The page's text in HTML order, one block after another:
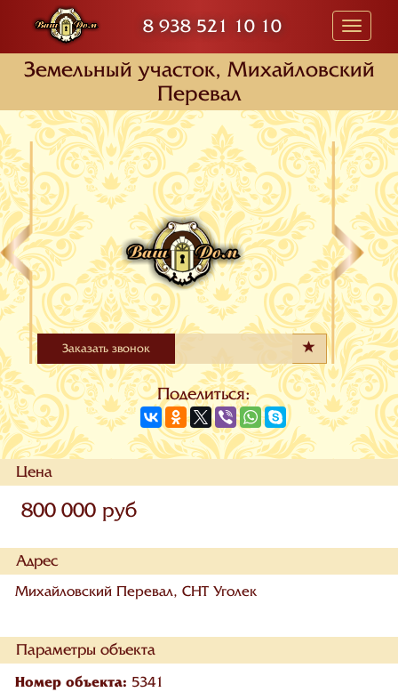
8 938 521 10 10
Toggle
Земельный участок, Михайловский
Перевал
Заказать звонок
Поделиться:
Цена
800 000 руб
Адрес
Михайловский Перевал, СНТ Уголек
Параметры объекта
Номер объекта: 5341